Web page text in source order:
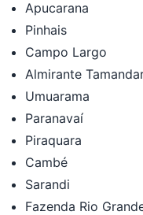
Apucarana
Pinhais
Campo Largo
Almirante
Umuarama
Paranavaí
Piraquara
Cambé
Sarandi
Fazenda Rio